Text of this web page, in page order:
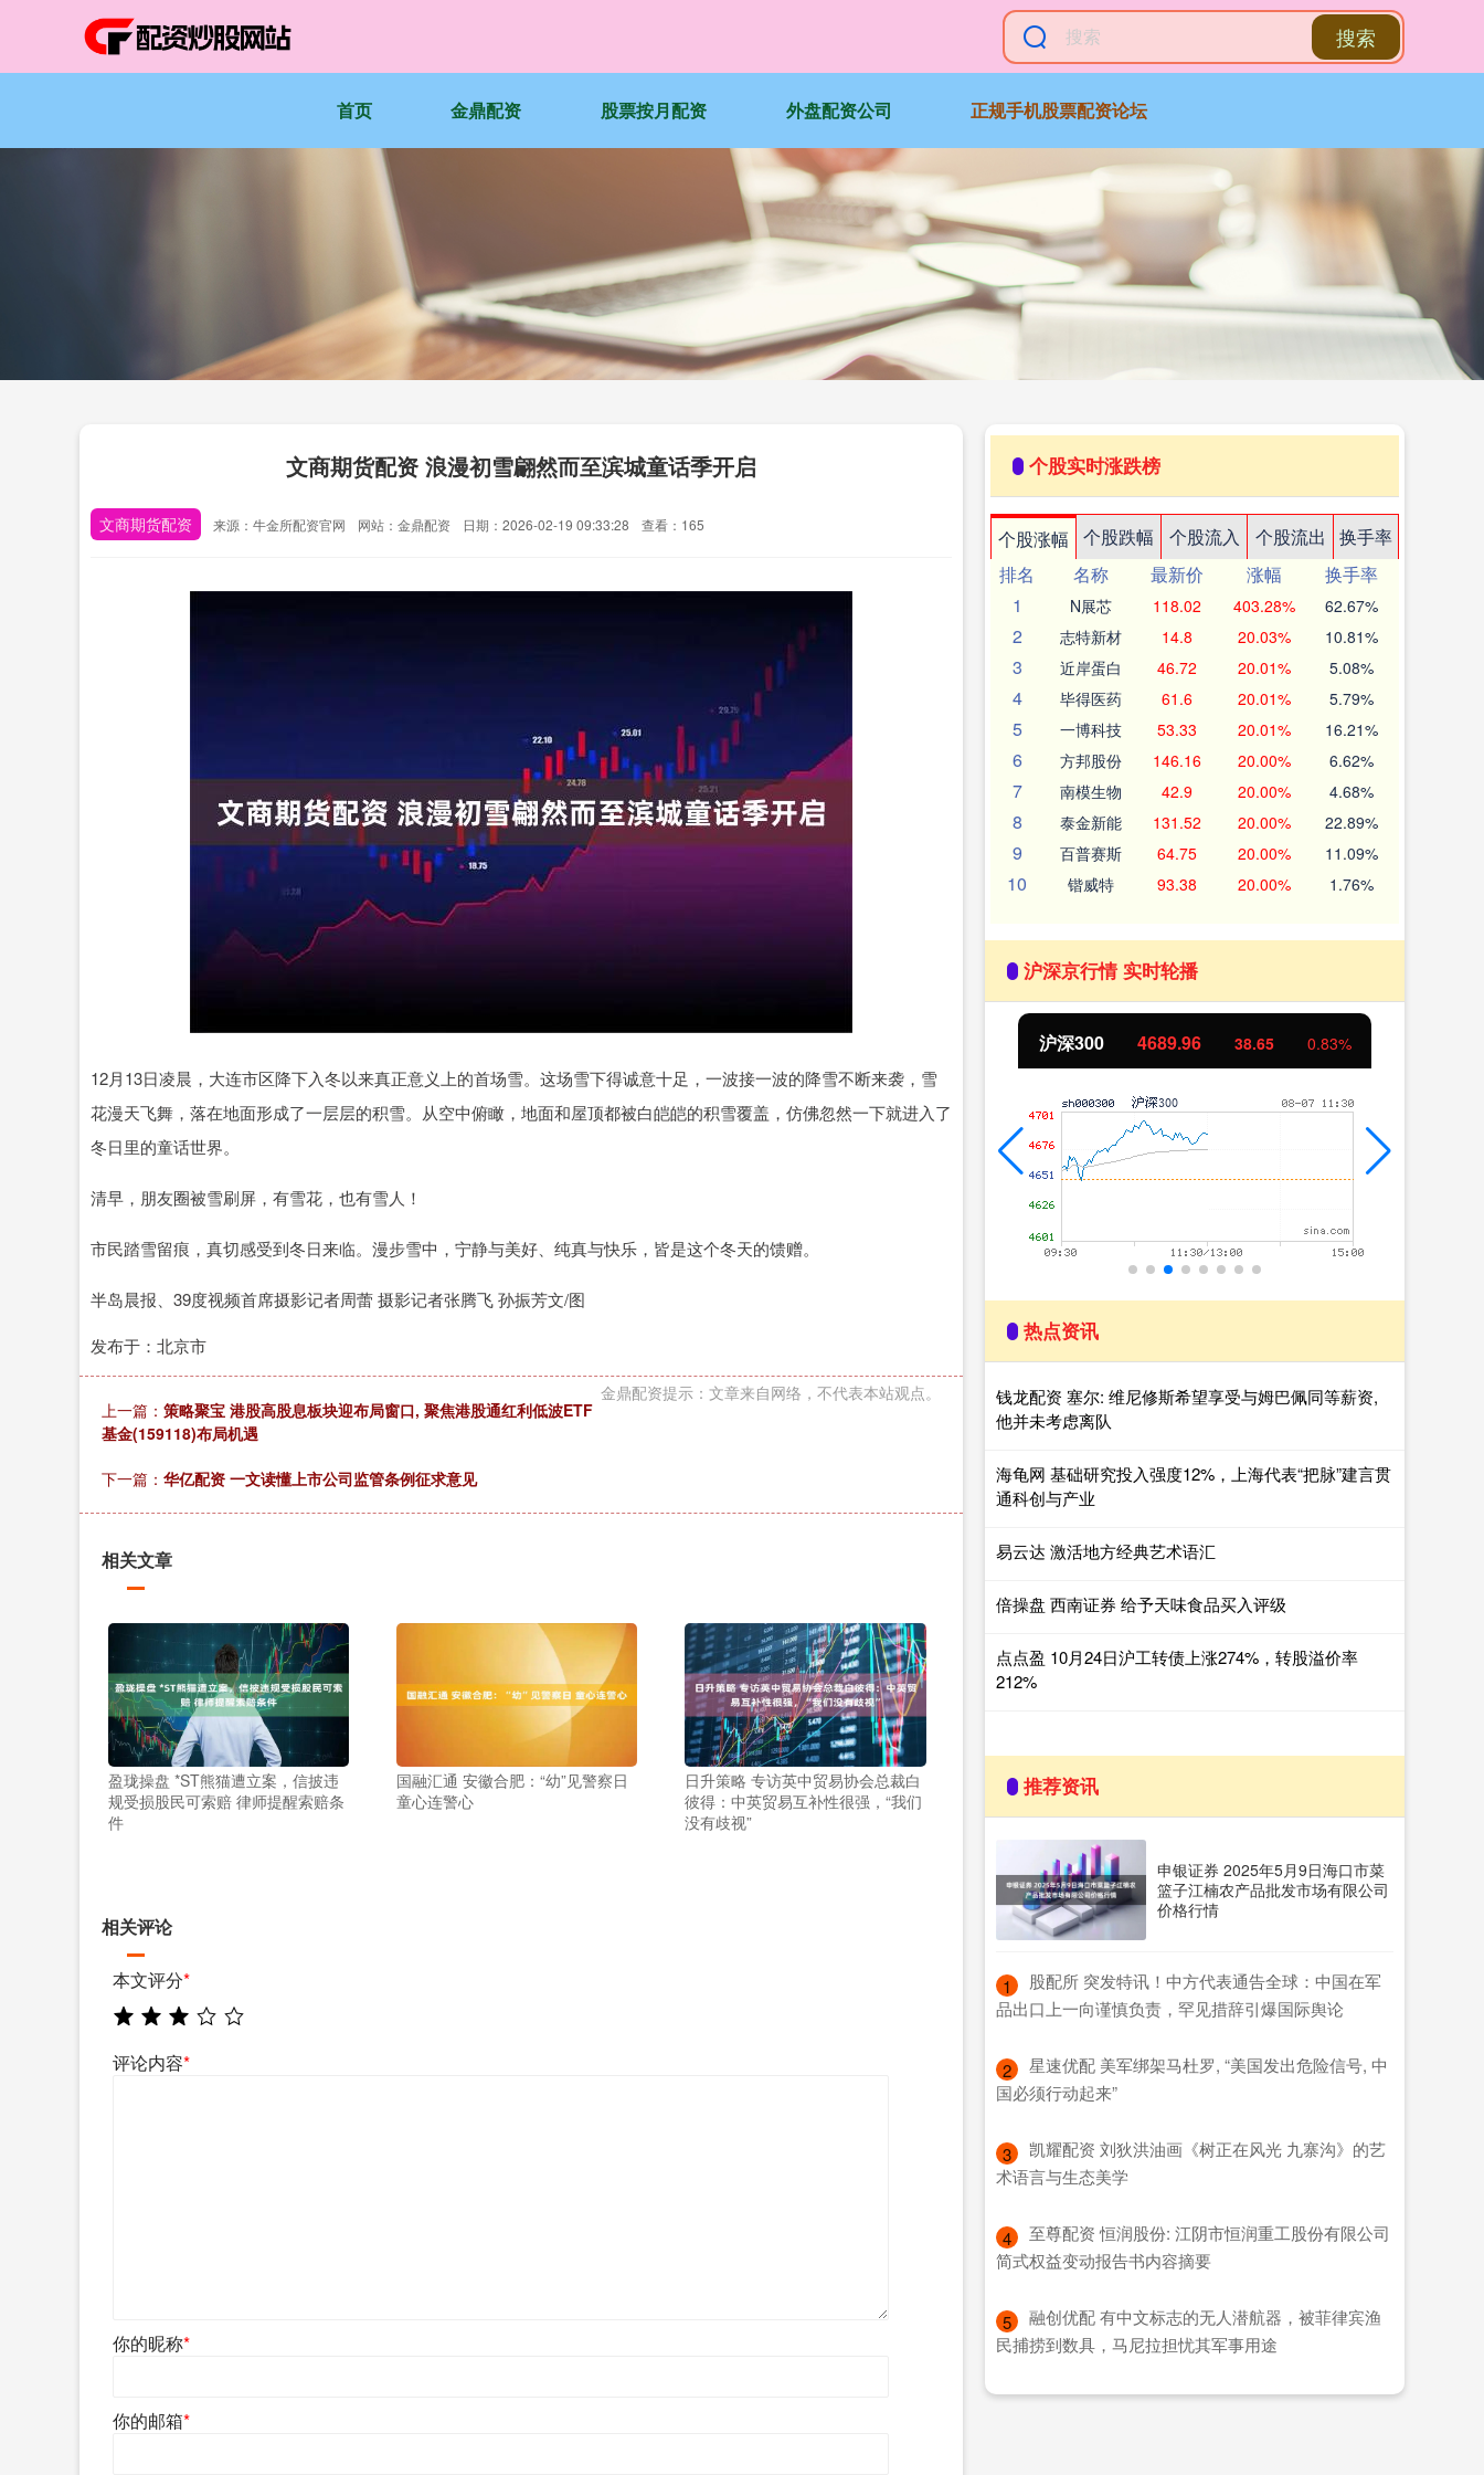
搜索
首页 金鼎配资 股票按月配资 外盘配资公司 正规手机股票配资论坛
文商期货配资 浪漫初雪翩然而至滨城童话季开启
文商期货配资 来源：牛金所配资官网 网站：金鼎配资 日期：2026-02-19 09:33:28 查看：165
12月13日凌晨，大连市区降下入冬以来真正意义上的首场雪。这场雪下得诚意十足，一波接一波的降雪不断来袭，雪
花漫天飞舞，落在地面形成了一层层的积雪。从空中俯瞰，地面和屋顶都被白皑皑的积雪覆盖，仿佛忽然一下就进入了
冬日里的童话世界。
清早，朋友圈被雪刷屏，有雪花，也有雪人！
市民踏雪留痕，真切感受到冬日来临。漫步雪中，宁静与美好、纯真与快乐，皆是这个冬天的馈赠。
半岛晨报、39度视频首席摄影记者周蕾 摄影记者张腾飞 孙振芳文/图
发布于：北京市
金鼎配资提示：文章来自网络，不代表本站观点。
上一篇： 策略聚宝 港股高股息板块迎布局窗口, 聚焦港股通红利低波ETF
基金(159118)布局机遇
下一篇： 华亿配资 一文读懂上市公司监管条例征求意见
相关文章
盈珑操盘 *ST熊猫遭立案，信披违
规受损股民可索赔 律师提醒索赔条
件
国融汇通 安徽合肥：“幼”见警察日
童心连警心
日升策略 专访英中贸易协会总裁白
彼得：中英贸易互补性很强，“我们
没有歧视”
相关评论
本文评分*
评论内容*
你的昵称*
你的邮箱*
个股实时涨跌榜
个股涨幅 个股跌幅 个股流入 个股流出
换手率
排名
名称 最新价 涨幅
换手率
1
N展芯 118.02 403.28% 62.67%
2 志特新材 14.8 20.03% 10.81%
3 近岸蛋白 46.72 20.01% 5.08%
4 毕得医药 61.6 20.01% 5.79%
5 一博科技 53.33 20.01% 16.21%
6 方邦股份 146.16 20.00% 6.62%
7 南模生物 42.9 20.00% 4.68%
8 泰金新能 131.52 20.00% 22.89%
9 百普赛斯 64.75 20.00% 11.09%
10 锴威特 93.38 20.00% 1.76%
沪深京行情 实时轮播
沪深300 4689.96 38.65 0.83%
热点资讯
钱龙配资 塞尔: 维尼修斯希望享受与姆巴佩同等薪资,
他并未考虑离队
海龟网 基础研究投入强度12%，上海代表“把脉”建言贯
通科创与产业
易云达 激活地方经典艺术语汇
倍操盘 西南证券 给予天味食品买入评级
点点盈 10月24日沪工转债上涨274%，转股溢价率
212%
推荐资讯
申银证券 2025年5月9日海口市菜
篮子江楠农产品批发市场有限公司
价格行情
1
​股配所 突发特讯！中方代表通告全球：中国在军
品出口上一向谨慎负责，罕见措辞引爆国际舆论
2
​星速优配 美军绑架马杜罗, “美国发出危险信号, 中
国必须行动起来”
3
​凯耀配资 刘狄洪油画《树正在风光 九寨沟》的艺
术语言与生态美学
4
​至尊配资 恒润股份: 江阴市恒润重工股份有限公司
简式权益变动报告书内容摘要
5
​融创优配 有中文标志的无人潜航器，被菲律宾渔
民捕捞到数具，马尼拉担忧其军事用途